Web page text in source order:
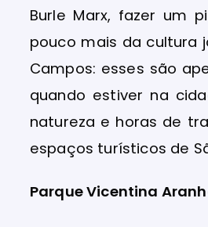
Burle Marx, fazer um
pouco mais da cultura
Campos: esses são
quando estiver na
natureza e horas de
espaços turísticos de
Parque Vicentina